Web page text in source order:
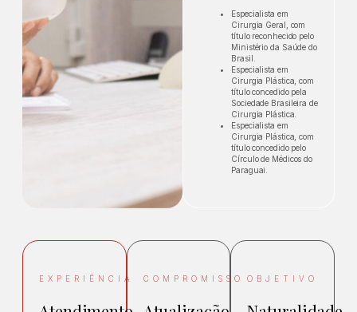
Especialista em
Cirurgia Geral, com
título reconhecido pelo
Ministério da Saúde do
Brasil.
Especialista em
Cirurgia Plástica, com
título concedido pela
Sociedade Brasileira de
Cirurgia Plástica.
Especialista em
Cirurgia Plástica, com
título concedido pelo
Círculo de Médicos do
Paraguai.
EXPERIÊNCIA COMPROMISSO OBJETIVO